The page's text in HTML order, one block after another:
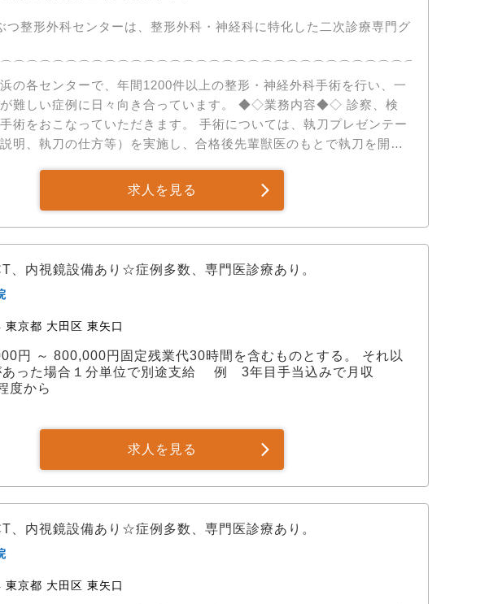
る医療に専念できます。 ✅一人一人に寄り添うキャリア支
たい」「ワークライフバランスを大切にしたい」「いつか開業した
ッフ個々のニーズに合わせた、柔軟なキャリアパスをご提供しま
も積極的に対応します。 ✅専門性と働きやすさの両立 雇
基本に、契約社員・パート・アルバイトなど柔軟な勤務形態も応相
います。
つ整形外科センターは、整形外科・神経科に特化した二次診療専門グ
の各センターで、年間1200件以上の整形・神経外科手術を行い、一
症例に日々向き合っています。 ◆◇業務内容◆◇ 診察、検
術をおこなっていただきます。 手術については、執刀プレゼンテー
明、執刀の仕方等）を実施し、合格後先輩獣医のもとで執刀を開始
る角度からのレントゲン撮影が可能 ・関節鏡：体への負担の少ない
した設備を使用しながら、多様で難度の高い症例を経験し、専門性
経験 横浜センターでは年間600件
体で年間1000件以上の整形・神経外科手術を実施。 ・骨折（約
字靭帯断裂（約1700件） ・椎間板ヘルニア（約1600件） ・膝蓋骨
など累計実績10000件を超える手術実績があります。 ✅あなたの成
テップ教育システム」 「いきなり執刀」ではなく、着実にステップ
があります。 STEP 01： レントゲン、触診、術後管理の徹底指
問診・検査の組み立て。原因追究のプロセスを習得。 STEP 03： リ
ンフォームドコンセント」の実施。 STEP 05： 合格後、指導医の監
。 ✅獣医療に集中できる環境 各病院拠点とは別
ィス業務を担う本社機能を設置。 人事・経理・法務等の経営業務、集
極めたい」「ワークライフバランスを大切にしたい」「いつか開業
スタッフ個々のニーズに合わせた、柔軟なキャリアパスをご提供し
援にも積極的に対応します。 ✅専門性と働きやすさの両立
を基本に、契約社員・パート・アルバイトなど柔軟な勤務形態も応
求人を見る
、内視鏡設備あり☆症例多数、専門医診療あり。
京都 大田区 東矢口
円 ～ 800,000円固定残業代30時間を含むものとする。 それ以
あった場合１分単位で別途支給 例 3年目手当込みで月収
度から
求人を見る
、内視鏡設備あり☆症例多数、専門医診療あり。
京都 大田区 東矢口